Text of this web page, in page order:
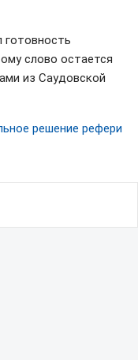
слово остается
из Саудовской
решение рефери